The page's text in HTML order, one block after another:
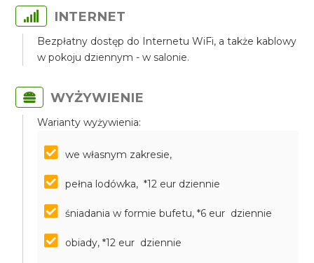
INTERNET
Bezpłatny dostęp do Internetu WiFi, a także kablowy
w pokoju dziennym - w salonie.
WYŻYWIENIE
Warianty wyżywienia:
we własnym zakresie,
pełna lodówka, *12 eur dziennie
śniadania w formie bufetu, *6 eur dziennie
obiady, *12 eur dziennie